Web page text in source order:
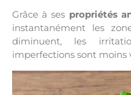
Grâce à ses propriétés
instantanément les
diminuent, les
imperfections sont moins